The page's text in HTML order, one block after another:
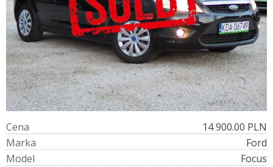
Cena
14 900.00 PLN
Marka
Ford
Model
Focus